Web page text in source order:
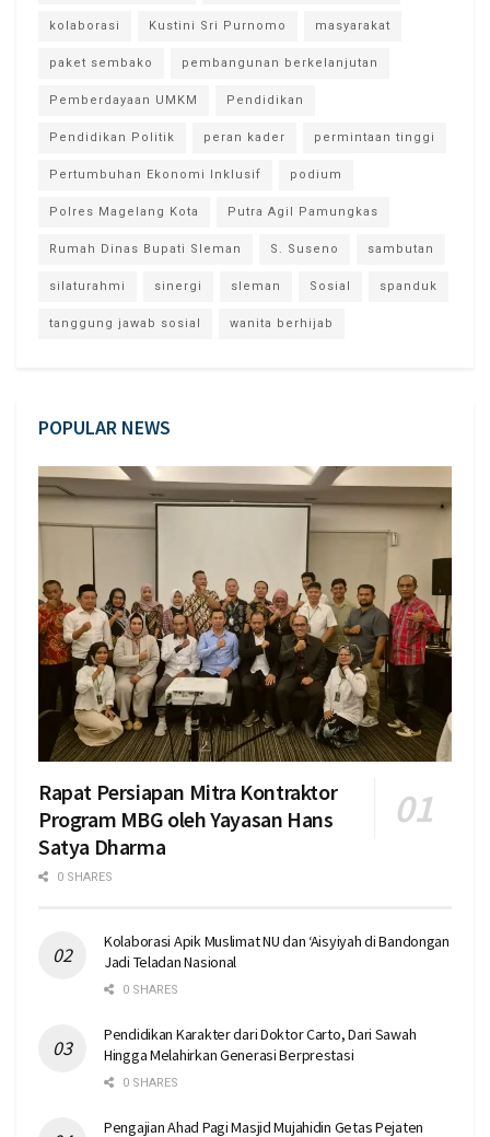
kolaborasi Kustini Sri Purnomo masyarakat
paket sembako pembangunan berkelanjutan
Pemberdayaan UMKM Pendidikan
Pendidikan Politik peran kader permintaan tinggi
Pertumbuhan Ekonomi Inklusif podium
Polres Magelang Kota Putra Agil Pamungkas
Rumah Dinas Bupati Sleman S. Suseno sambutan
silaturahmi sinergi sleman Sosial spanduk
tanggung jawab sosial wanita berhijab
POPULAR NEWS
Rapat Persiapan Mitra Kontraktor
Program MBG oleh Yayasan Hans
Satya Dharma
0 SHARES
Kolaborasi Apik Muslimat NU dan ‘Aisyiyah di Bandongan
Jadi Teladan Nasional
0 SHARES
Pendidikan Karakter dari Doktor Carto, Dari Sawah
Hingga Melahirkan Generasi Berprestasi
0 SHARES
Pengajian Ahad Pagi Masjid Mujahidin Getas Pejaten